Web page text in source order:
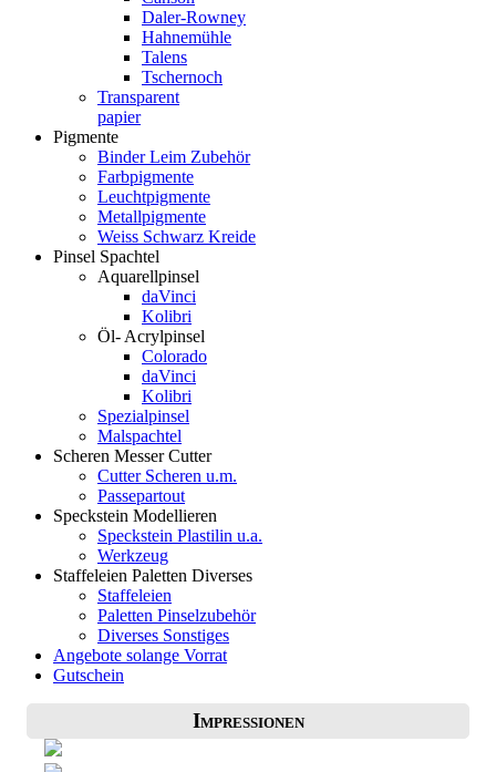
Daler-Rowney
Hahnemühle
Talens
Tschernoch
Transparent
papier
Pigmente
Binder Leim Zubehör
Farbpigmente
Leuchtpigmente
Metallpigmente
Weiss Schwarz Kreide
Pinsel Spachtel
Aquarellpinsel
daVinci
Kolibri
Öl- Acrylpinsel
Colorado
daVinci
Kolibri
Spezialpinsel
Malspachtel
Scheren Messer Cutter
Cutter Scheren u.m.
Passepartout
Speckstein Modellieren
Speckstein Plastilin u.a.
Werkzeug
Staffeleien Paletten Diverses
Staffeleien
Paletten Pinselzubehör
Diverses Sonstiges
Angebote solange Vorrat
Gutschein
Impressionen